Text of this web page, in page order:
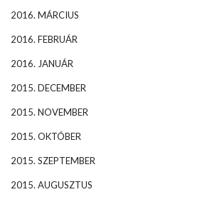
2016. MÁRCIUS
2016. FEBRUÁR
2016. JANUÁR
2015. DECEMBER
2015. NOVEMBER
2015. OKTÓBER
2015. SZEPTEMBER
2015. AUGUSZTUS